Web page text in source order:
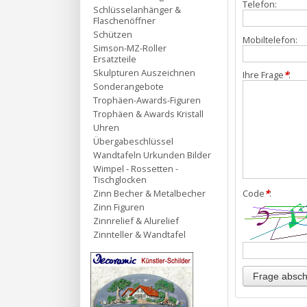
Telefon:
Mobiltelefon:
Ihre Frage*:
Code*:
Schlüsselanhänger &
Flaschenöffner
Schützen
Simson-MZ-Roller
Ersatzteile
Skulpturen Auszeichnen
Sonderangebote
Trophäen-Awards-Figuren
Trophäen & Awards Kristall
Uhren
Übergabeschlüssel
Wandtafeln Urkunden Bilder
Wimpel - Rossetten -
Tischglocken
Zinn Becher & Metalbecher
Zinn Figuren
Zinnrelief & Alurelief
Zinnteller & Wandtafel